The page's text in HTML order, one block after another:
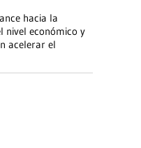
hacia la
nivel económico y
acelerar el